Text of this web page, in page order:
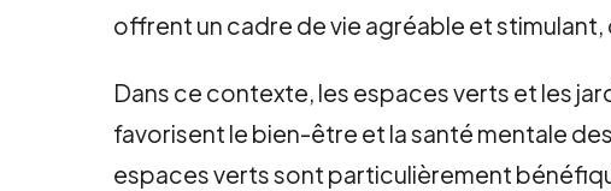
offrent un cadre de vie agréable et
Dans ce contexte, les espaces verts et les
favorisent le bien-être et la santé mentale
espaces verts sont particulièrement